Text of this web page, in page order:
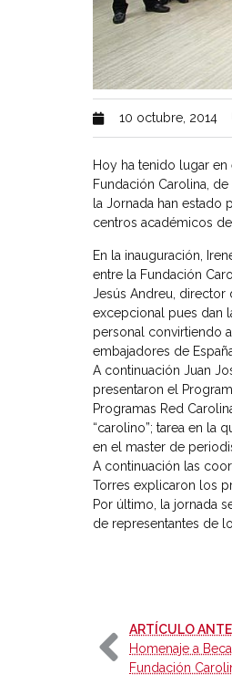
10 octubre, 2014
Hoy ha tenido lugar
Fundación Carolina,
la Jornada han
centros académicos
En la inauguración,
entre la Fundación
Jesús Andreu, director
excepcional pues dan
personal convirtiendo
embajadores de
A continuación Juan
presentaron el
Programas Red
“carolino”; tarea en la
en el master de
A continuación las
Torres explicaron los
Por último, la jornada
de representantes de
ARTÍCULO
Homenaje a
Fundación